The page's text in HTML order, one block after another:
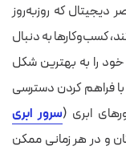
که روزبه‌روز
کسب‌وکارها به دنبال
را به بهترین شکل
با فراهم کردن دسترسی
ابری (سرور ابری
و در هر زمانی ممکن